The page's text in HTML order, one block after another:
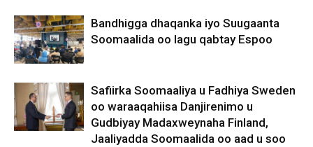
Bandhigga dhaqanka iyo Suugaanta
Soomaalida oo lagu qabtay Espoo
Safiirka Soomaaliya u Fadhiya Sweden
oo waraaqahiisa Danjirenimo u
Gudbiyay Madaxweynaha Finland,
Jaaliyadda Soomaalida oo aad u soo